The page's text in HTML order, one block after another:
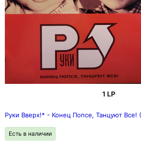
1 LP
Руки Вверх!* - Конец Попсе, Танцуют Все!
Есть в наличии